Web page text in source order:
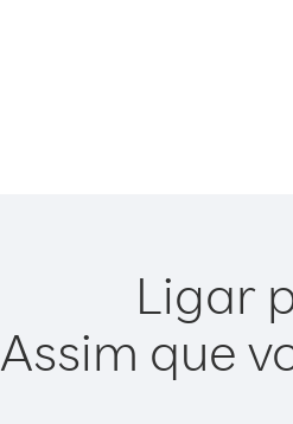
Ligar
Assim que